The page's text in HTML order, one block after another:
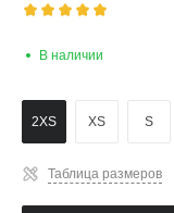
В наличии
2XS XS S
Таблица размеров